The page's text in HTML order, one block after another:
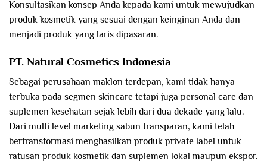
Konsultasikan konsep Anda kepada kami untuk mewujudkan
produk kosmetik yang sesuai dengan keinginan Anda dan
menjadi produk yang laris dipasaran.
PT. Natural Cosmetics Indonesia
Sebagai perusahaan maklon terdepan, kami tidak hanya
terbuka pada segmen skincare tetapi juga personal care dan
suplemen kesehatan sejak lebih dari dua dekade yang lalu.
Dari multi level marketing sabun transparan, kami telah
bertransformasi menghasilkan produk private label untuk
ratusan produk kosmetik dan suplemen lokal maupun ekspor.